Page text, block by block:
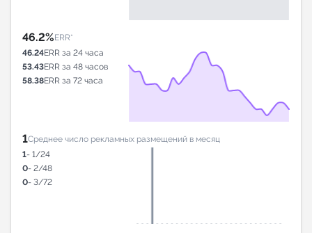
46.2%ERR*
46.24ERR за 24 часа
53.43ERR за 48 часов
58.38ERR за 72 часа
1Среднее число рекламных размещений в месяц
1- 1/24
0- 2/48
0- 3/72